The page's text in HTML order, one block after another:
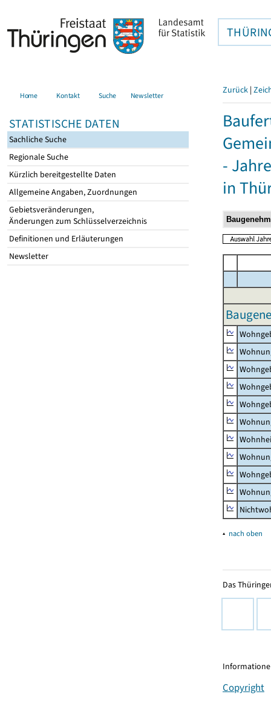
Home Kontakt Suche Newsletter
STATISTISCHE DATEN
Sachliche Suche
Regionale Suche
Kürzlich bereitgestellte Daten
Allgemeine Angaben, Zuordnungen
Gebietsveränderungen,
Änderungen zum Schlüsselverzeichnis
Definitionen und Erläuterungen
Newsletter
Zurück |
-
in
▴ nach oben
Das
Copyright